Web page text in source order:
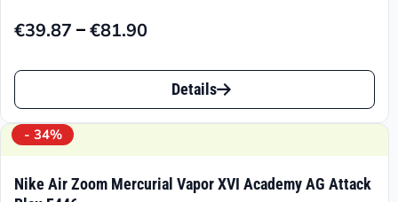
€39.87 –€81.90
Preisspanne:
€39.87
€81.90
Dieses
Produkt
weist
Details
- 34%
Nike Air Zoom Mercurial Vapor XVI Academy AG Attack